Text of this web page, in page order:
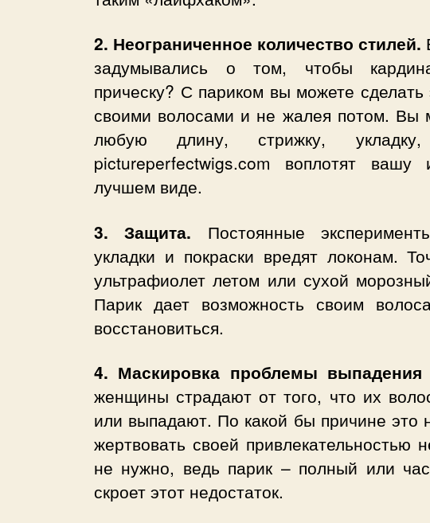
2. Неограниченное количество стилей.
задумывались о том, чтобы
прическу? С париком вы можете сделать
своими волосами и не жалея потом. Вы
любую длину, стрижку,
pictureperfectwigs.com воплотят
лучшем виде.
3. Защита. Постоянные
укладки и покраски вредят локонам.
ультрафиолет летом или сухой
Парик дает возможность своим
восстановиться.
4. Маскировка проблемы выпадения
женщины страдают от того, что их
или выпадают. По какой бы причине это
жертвовать своей привлекательностью
не нужно, ведь парик – полный или
скроет этот недостаток.